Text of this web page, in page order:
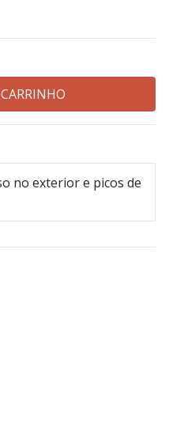
no exterior e picos de